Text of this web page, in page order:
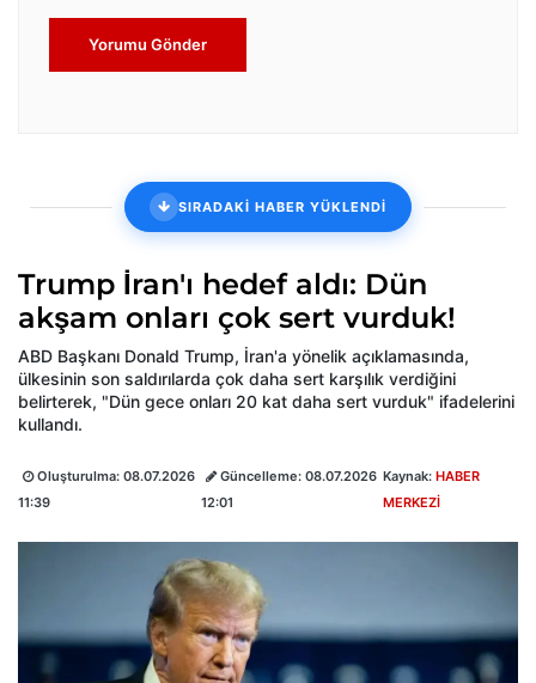
Yorumu Gönder
SIRADAKİ HABER YÜKLENDİ
Trump İran'ı hedef aldı: Dün
akşam onları çok sert vurduk!
ABD Başkanı Donald Trump, İran'a yönelik açıklamasında,
ülkesinin son saldırılarda çok daha sert karşılık verdiğini
belirterek, "Dün gece onları 20 kat daha sert vurduk" ifadelerini
kullandı.
Oluşturulma: 08.07.2026
11:39
Güncelleme: 08.07.2026
12:01
Kaynak: HABER
MERKEZİ